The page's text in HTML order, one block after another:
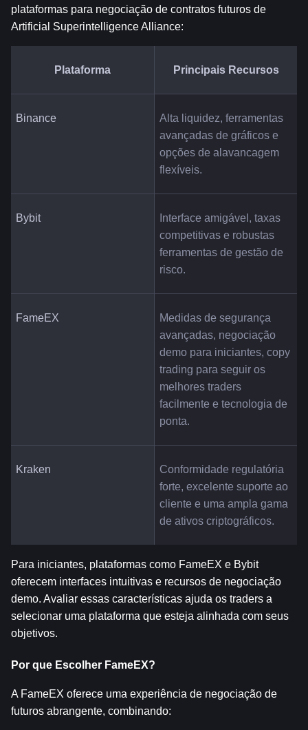
plataformas para negociação de contratos futuros de
Artificial Superintelligence Alliance:
Plataforma Principais Recursos
Binance
Alta liquidez, ferramentas
avançadas de gráficos e
opções de alavancagem
flexíveis.
Bybit
Interface amigável, taxas
competitivas e robustas
ferramentas de gestão de
risco.
FameEX
Medidas de segurança
avançadas, negociação
demo para iniciantes, copy
trading para seguir os
melhores traders
facilmente e tecnologia de
ponta.
Kraken
Conformidade regulatória
forte, excelente suporte ao
cliente e uma ampla gama
de ativos criptográficos.
Para iniciantes, plataformas como FameEX e Bybit
oferecem interfaces intuitivas e recursos de negociação
demo. Avaliar essas características ajuda os traders a
selecionar uma plataforma que esteja alinhada com seus
objetivos.
Por que Escolher FameEX?
A FameEX oferece uma experiência de negociação de
futuros abrangente, combinando: